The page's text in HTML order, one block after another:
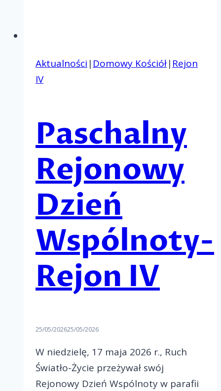
Aktualności | Domowy Kościół| Rejon
IV
Paschalny
Rejonowy
Dzień
Wspólnoty-
Rejon IV
25/05/202625/05/2026
W niedzielę, 17 maja 2026 r., Ruch
Światło-Życie przeżywał swój
Rejonowy Dzień Wspólnoty w parafii